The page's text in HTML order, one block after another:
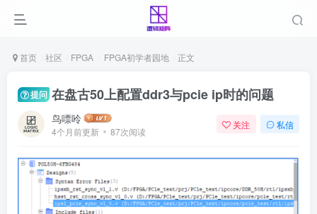
首页 社区 FPGA FPGA初学者园地 正文
提问 在盘古50上配置ddr3与pcie ip时的问题
鸟嘌呤
4个月前更新 87次阅读
关注 私信